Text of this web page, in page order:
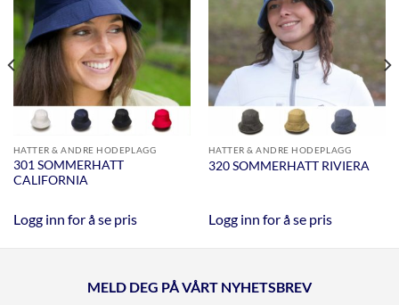
HATTER & ANDRE HODEPLAGG
301 SOMMERHATT
CALIFORNIA
Logg inn for å se pris
HATTER & ANDRE HODEPLAGG
320 SOMMERHATT RIVIERA
Logg inn for å se pris
MELD DEG PÅ VÅRT NYHETSBREV